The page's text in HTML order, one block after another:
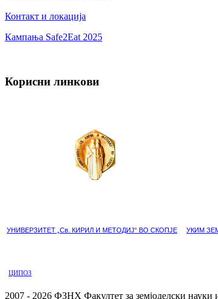
Контакт и локација
Кампања Safe2Eat 2025
Корисни линкови
УНИВЕРЗИТЕТ „Св. КИРИЛ И МЕТОДИЈ“ ВО СКОПЈЕ УКИМ
ЦИПОЗ
2007 - 2026 ФЗНХ Факултет за земјоделски науки